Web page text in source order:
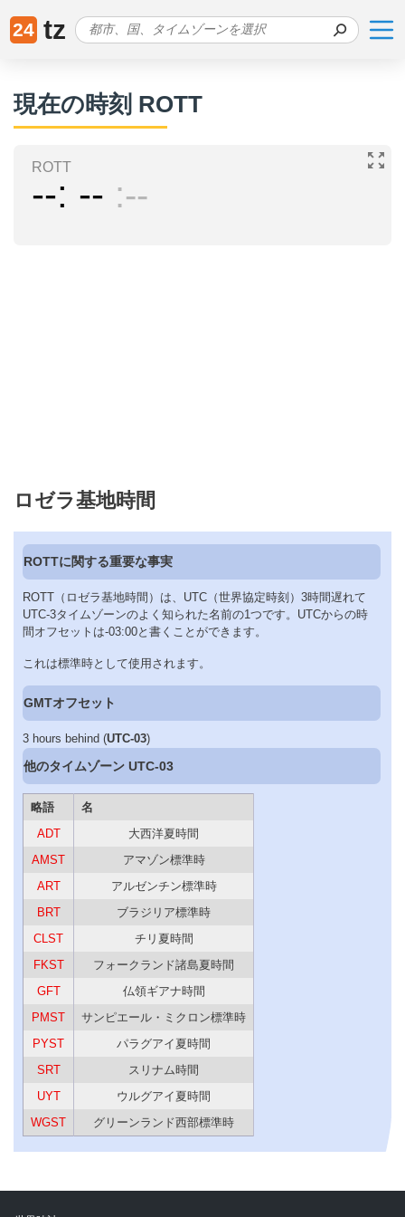
24 tz
現在の時刻 ROTT
ROTT
-- -- --
ロゼラ基地時間
ROTTに関する重要な事実
ROTT（ロゼラ基地時間）は、UTC（世界協定時刻）3時間遅れて
UTC-3タイムゾーンのよく知られた名前の1つです。UTCからの時
間オフセットは-03:00と書くことができます。
これは標準時として使用されます。
GMTオフセット
3 hours behind (UTC-03)
他のタイムゾーン UTC-03
略語
名
ADT
大西洋夏時間
AMST
アマゾン標準時
ART
アルゼンチン標準時
BRT
ブラジリア標準時
CLST
チリ夏時間
FKST
フォークランド諸島夏時間
GFT
仏領ギアナ時間
PMST
サンピエール・ミクロン標準時
PYST
パラグアイ夏時間
SRT
スリナム時間
UYT
ウルグアイ夏時間
WGST
グリーンランド西部標準時